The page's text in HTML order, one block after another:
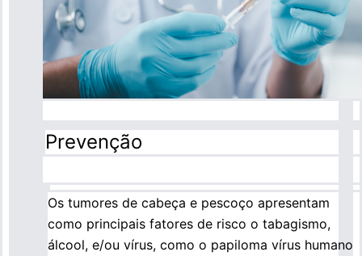
Prevenção
Os tumores de cabeça e pescoço apresentam
como principais fatores de risco o tabagismo,
álcool, e/ou vírus, como o papiloma vírus humano